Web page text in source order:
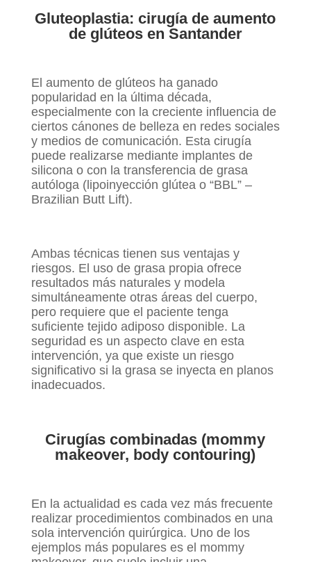
Gluteoplastia: cirugía de aumento
de glúteos en Santander
El aumento de glúteos ha ganado
popularidad en la última década,
especialmente con la creciente influencia de
ciertos cánones de belleza en redes sociales
y medios de comunicación. Esta cirugía
puede realizarse mediante implantes de
silicona o con la transferencia de grasa
autóloga (lipoinyección glútea o “BBL” –
Brazilian Butt Lift).
Ambas técnicas tienen sus ventajas y
riesgos. El uso de grasa propia ofrece
resultados más naturales y modela
simultáneamente otras áreas del cuerpo,
pero requiere que el paciente tenga
suficiente tejido adiposo disponible. La
seguridad es un aspecto clave en esta
intervención, ya que existe un riesgo
significativo si la grasa se inyecta en planos
inadecuados.
Cirugías combinadas (mommy
makeover, body contouring)
En la actualidad es cada vez más frecuente
realizar procedimientos combinados en una
sola intervención quirúrgica. Uno de los
ejemplos más populares es el mommy